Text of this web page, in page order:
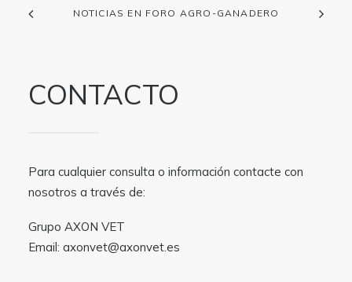
NOTICIAS EN FORO AGRO-GANADERO
CONTACTO
Para cualquier consulta o información contacte con
nosotros a través de:
Grupo AXON VET
Email: axonvet@axonvet.es